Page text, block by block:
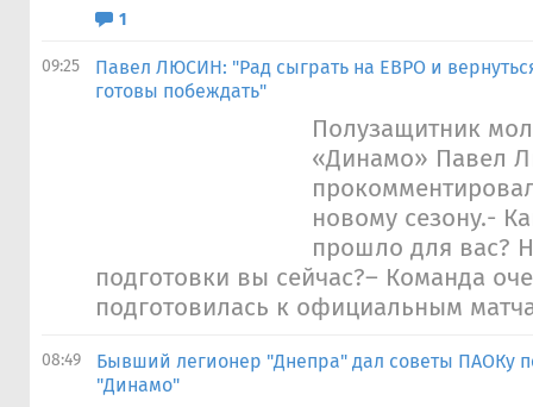
1
09:25
Павел ЛЮСИН: "Рад сыграть на ЕВРО и
готовы побеждать"
Полузащитник
«Динамо» Павел
новому сезону.-
прошло для вас?
подготовки вы сейчас?– Команда
подготовилась к официальным
08:49
Бывший легионер "Днепра" дал советы ПАОКу
"Динамо"